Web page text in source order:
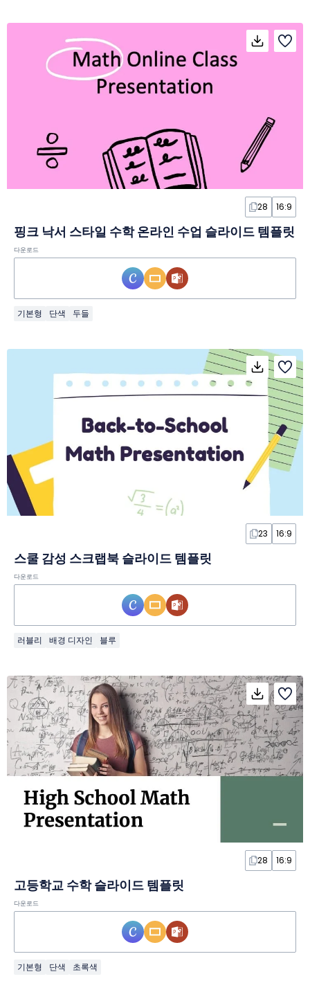
28 16:9
핑크 낙서 스타일 수학 온라인 수업 슬라이드 템플릿
다운로드
기본형 단색 두들
23 16:9
스쿨 감성 스크랩북 슬라이드 템플릿
다운로드
러블리 배경 디자인 블루
28 16:9
고등학교 수학 슬라이드 템플릿
다운로드
기본형 단색 초록색